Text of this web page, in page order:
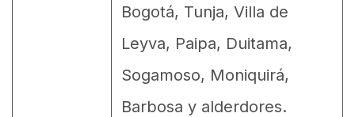
Bogotá, Tunja, Villa de
Leyva, Paipa, Duitama,
Sogamoso, Moniquirá,
Barbosa y alderdores.